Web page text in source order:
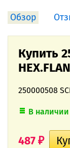
Обзор
Купить
250000508
В наличии
487 ₽